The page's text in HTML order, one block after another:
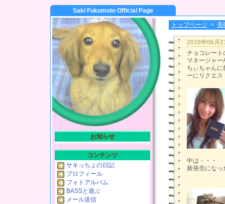
Saki Fukumoto Official Page
トップページ > 美
2010年06月
チョコレート
マネージャ
ちぃちゃん
ーにリクエ
中は・・・
新発売にな
お知らせ
コンテンツ
サキっちょの日記
プロフィール
フォトアルバム
BASSと遊ぶ
メール送信